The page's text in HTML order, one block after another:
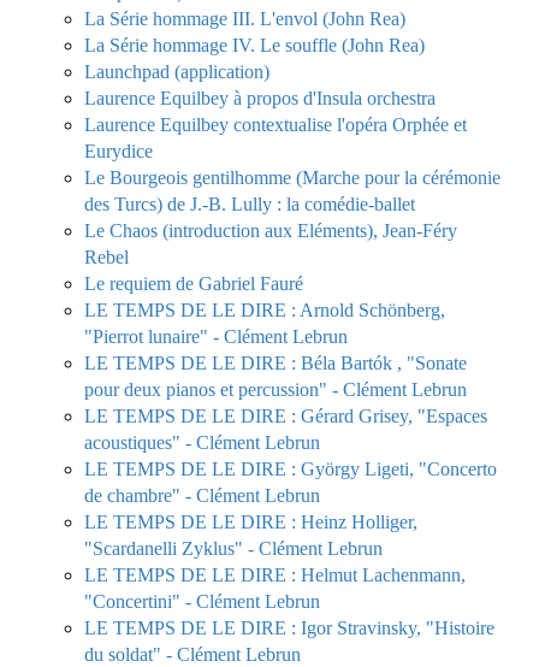
La Série hommage III. L'envol (John Rea)
La Série hommage IV. Le souffle (John Rea)
Launchpad (application)
Laurence Equilbey à propos d'Insula orchestra
Laurence Equilbey contextualise l'opéra Orphée et
Eurydice
Le Bourgeois gentilhomme (Marche pour la cérémonie
des Turcs) de J.-B. Lully : la comédie-ballet
Le Chaos (introduction aux Eléments), Jean-Féry
Rebel
Le requiem de Gabriel Fauré
LE TEMPS DE LE DIRE : Arnold Schönberg,
"Pierrot lunaire" - Clément Lebrun
LE TEMPS DE LE DIRE : Béla Bartók , "Sonate
pour deux pianos et percussion" - Clément Lebrun
LE TEMPS DE LE DIRE : Gérard Grisey, "Espaces
acoustiques" - Clément Lebrun
LE TEMPS DE LE DIRE : György Ligeti, "Concerto
de chambre" - Clément Lebrun
LE TEMPS DE LE DIRE : Heinz Holliger,
"Scardanelli Zyklus" - Clément Lebrun
LE TEMPS DE LE DIRE : Helmut Lachenmann,
"Concertini" - Clément Lebrun
LE TEMPS DE LE DIRE : Igor Stravinsky, "Histoire
du soldat" - Clément Lebrun